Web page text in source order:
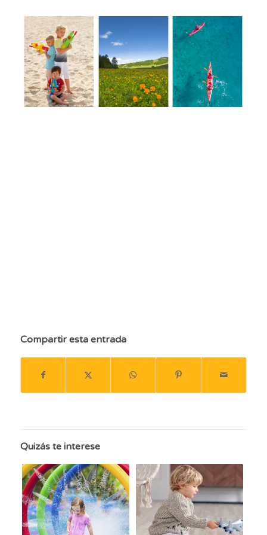
Compartir esta entrada
Quizás te interese